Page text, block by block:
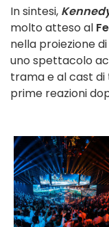
In sintesi,
molto atteso al
nella proiezione
uno spettacolo
trama e al cast di
prime reazioni